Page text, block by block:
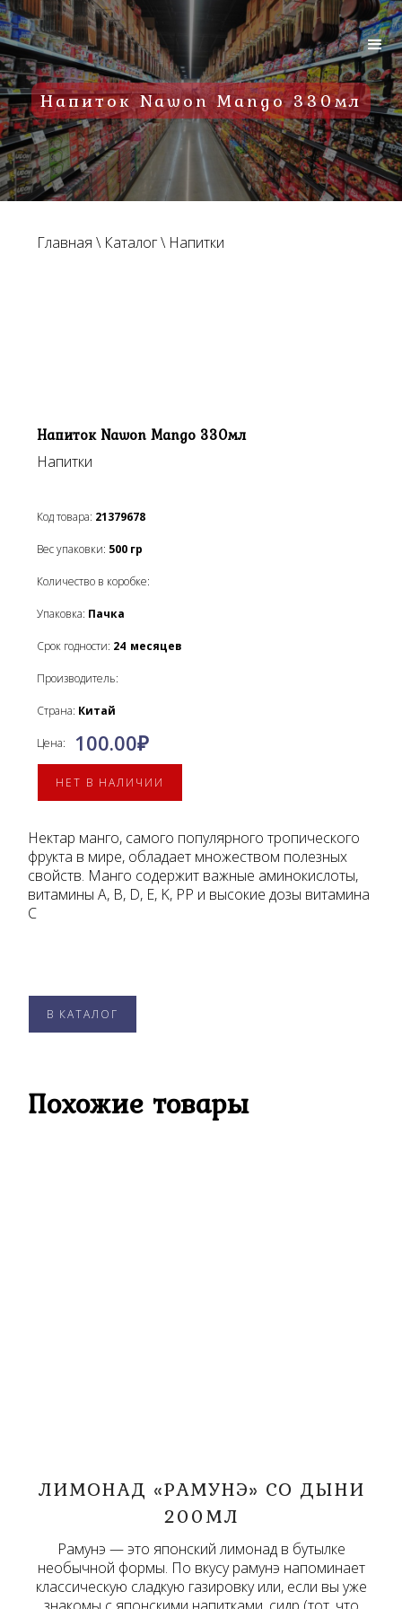
Напиток Nawon Mango 330мл
Главная \ Каталог\ Напитки
Напиток Nawon Mango 330мл
Напитки
Код товара: 21379678
Вес упаковки: 500 гр
Количество в коробке:
Упаковка: Пачка
Срок годности: 24 месяцев
Производитель:
Страна: Китай
Цена: 100.00₽
НЕТ В НАЛИЧИИ
Нектар манго, самого популярного тропического
фрукта в мире, обладает множеством полезных
свойств. Манго содержит важные аминокислоты,
витамины A, B, D, E, K, PP и высокие дозы витамина
C
В КАТАЛОГ
Похожие товары
ЛИМОНАД «РАМУНЭ» СО ДЫНИ
200МЛ
Рамунэ — это японский лимонад в бутылке
необычной формы. По вкусу рамунэ напоминает
классическую сладкую газировку или, если вы уже
знакомы с японскими напитками, сидр (тот, что